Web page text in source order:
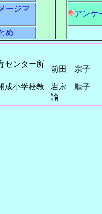
ージマ
アンケ
め
ター所
前田 宗子
学校教
岩永 順子
諭